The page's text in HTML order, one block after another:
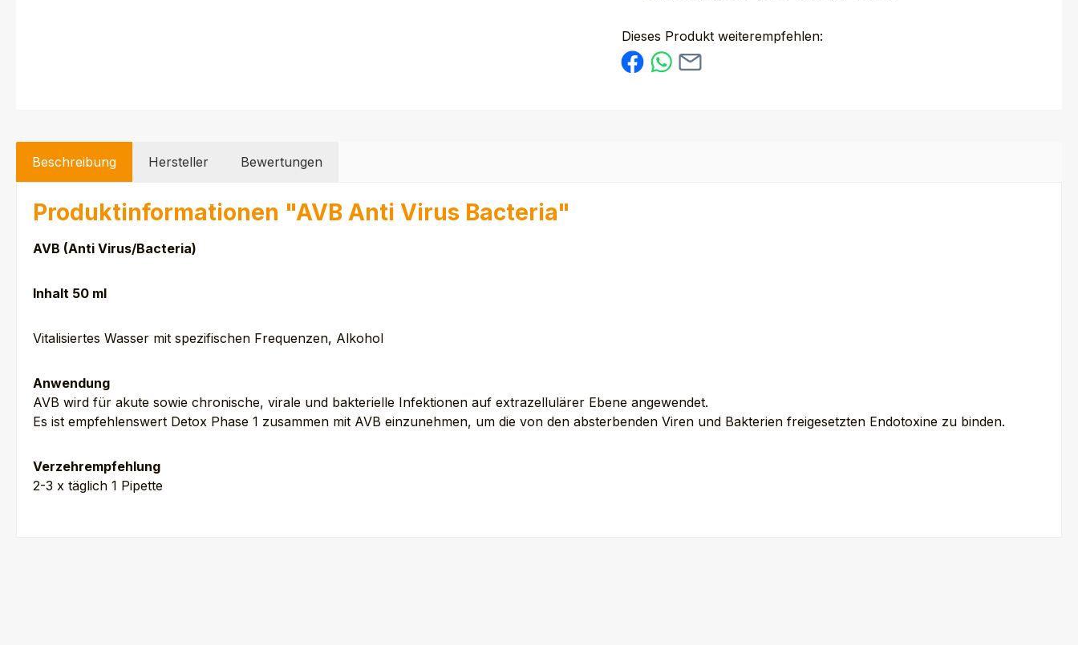
Dieses Produkt weiterempfehlen:
Beschreibung Hersteller Bewertungen
Produktinformationen "AVB Anti Virus Bacteria"
AVB (Anti Virus/Bacteria)
Inhalt 50 ml
Vitalisiertes Wasser mit spezifischen Frequenzen, Alkohol
Anwendung
AVB wird für akute sowie chronische, virale und bakterielle Infektionen auf extrazellulärer Ebene angewendet.
Es ist empfehlenswert Detox Phase 1 zusammen mit AVB einzunehmen, um die von den absterbenden Viren und Bakterien freigesetzten Endotoxine zu binden.
Verzehrempfehlung
2-3 x täglich 1 Pipette